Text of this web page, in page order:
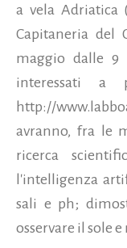
a vela Adriatica
Capitaneria del
maggio dalle 9
interessati a
http://
avranno, fra le
ricerca
l'intelligenza
sali e ph;
osservare il sole